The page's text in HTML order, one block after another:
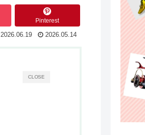
Pinterest
2026.06.19 2026.05.14
CLOSE